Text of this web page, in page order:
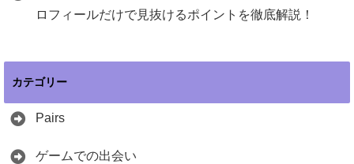
ロフィールだけで見抜けるポイントを徹底解説！
カテゴリー
Pairs
ゲームでの出会い